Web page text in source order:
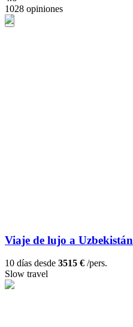
1028 opiniones
Viaje de lujo a Uzbekistán
10 días desde 3515 € /pers.
Slow travel